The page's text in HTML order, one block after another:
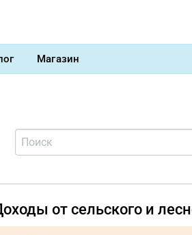
Магазин
от сельского и